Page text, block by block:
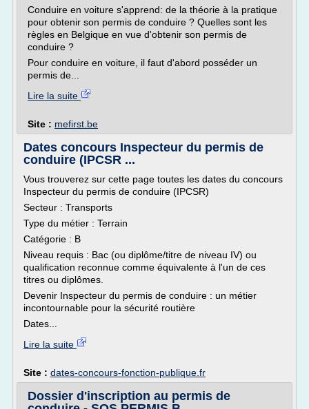
Conduire en voiture s'apprend: de la théorie à la pratique
pour obtenir son permis de conduire ? Quelles sont les
règles en Belgique en vue d'obtenir son permis de
conduire ?
Pour conduire en voiture, il faut d'abord posséder un
permis de...
Lire la suite
Site : mefirst.be
Dates concours Inspecteur du permis de
conduire (IPCSR ...
Vous trouverez sur cette page toutes les dates du concours
Inspecteur du permis de conduire (IPCSR)
Secteur : Transports
Type du métier : Terrain
Catégorie : B
Niveau requis : Bac (ou diplôme/titre de niveau IV) ou
qualification reconnue comme équivalente à l'un de ces
titres ou diplômes.
Devenir Inspecteur du permis de conduire : un métier
incontournable pour la sécurité routière
Dates...
Lire la suite
Site : dates-concours-fonction-publique.fr
Dossier d'inscription au permis de